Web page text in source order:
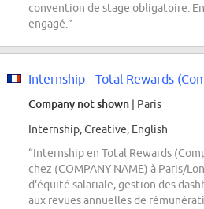
convention de stage obligatoire.
engagé.”
Company not shown | Paris
Internship, Creative, English
“Internship en Total Rewards
chez (COMPANY NAME) à Paris/
d'équité salariale, gestion des
aux revues annuelles de